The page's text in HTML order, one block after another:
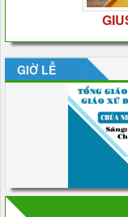
GIỜ LỄ